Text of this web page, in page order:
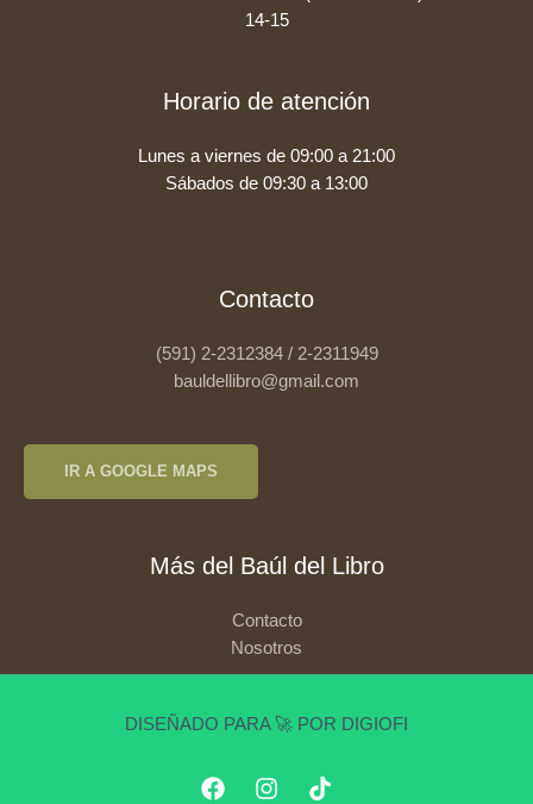
14-15
Horario de atención
Lunes a viernes de 09:00 a 21:00
Sábados de 09:30 a 13:00
Contacto
(591) 2-2312384 / 2-2311949
bauldellibro@gmail.com
IR A GOOGLE MAPS
Más del Baúl del Libro
Contacto
Nosotros
DISEÑADO PARA 🚀 POR DIGIOFI